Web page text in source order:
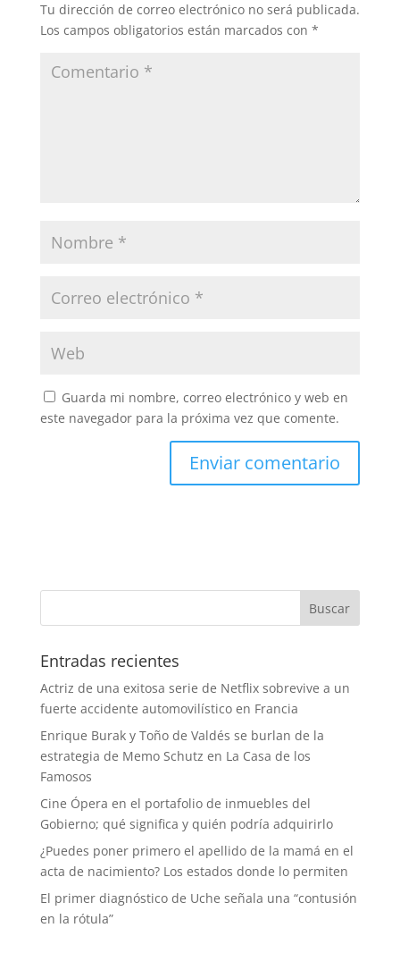
Tu dirección de correo electrónico no será publicada.
Los campos obligatorios están marcados con *
Guarda mi nombre, correo electrónico y web en
este navegador para la próxima vez que comente.
Entradas recientes
Actriz de una exitosa serie de Netflix sobrevive a un
fuerte accidente automovilístico en Francia
Enrique Burak y Toño de Valdés se burlan de la
estrategia de Memo Schutz en La Casa de los
Famosos
Cine Ópera en el portafolio de inmuebles del
Gobierno; qué significa y quién podría adquirirlo
¿Puedes poner primero el apellido de la mamá en el
acta de nacimiento? Los estados donde lo permiten
El primer diagnóstico de Uche señala una “contusión
en la rótula”